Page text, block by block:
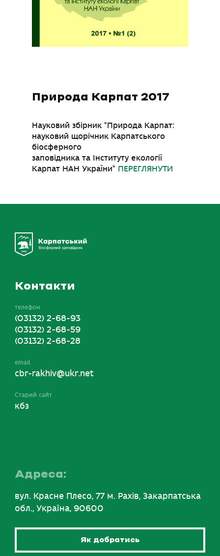
Природа Карпат 2017
Науковий збірник "Природа Карпат:
науковий щорічник Карпатського
біосферного
заповідника та Інституту екології
Карпат НАН України" ПЕРЕГЛЯНУТИ
Контакти
телефон
(03132) 2-68-93
(03132) 2-68-59
(03132) 2-68-28
email
cbr-rakhiv@ukr.net
Старий сайт
кбз
Адреса:
вул. Красне Плесо, 77 м. Рахів, Закарпатська
обл., Україна, 90600
Як добратись